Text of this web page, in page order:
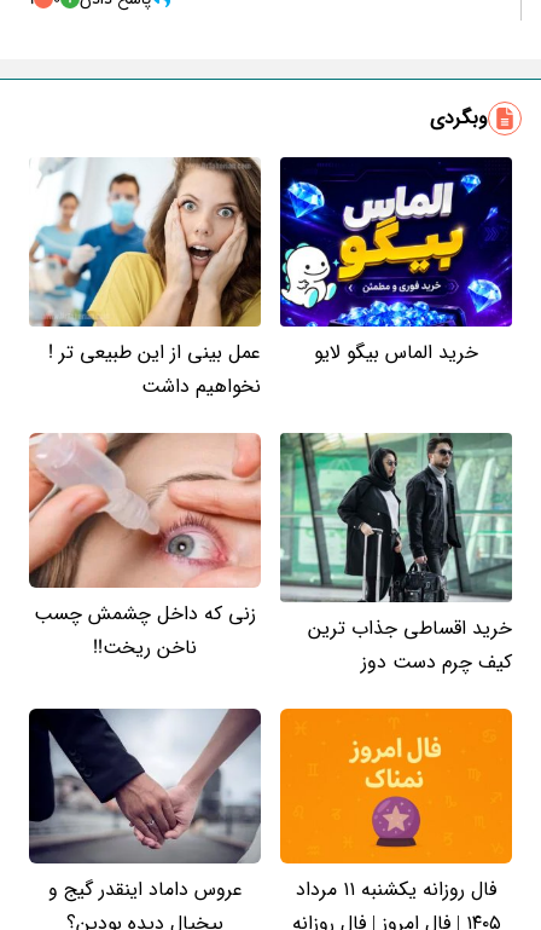
وبگردی
خرید الماس بیگو لایو
عمل بینی از این طبیعی تر !
نخواهیم داشت
خرید اقساطی جذاب ترین
کیف چرم دست دوز
زنی که داخل چشمش چسب
ناخن ریخت!!
فال روزانه یکشنبه ۱۱ مرداد
۱۴۰۵ | فال امروز | فال روزانه
عروس داماد اینقدر گیج و
بیخیال دیده بودین؟